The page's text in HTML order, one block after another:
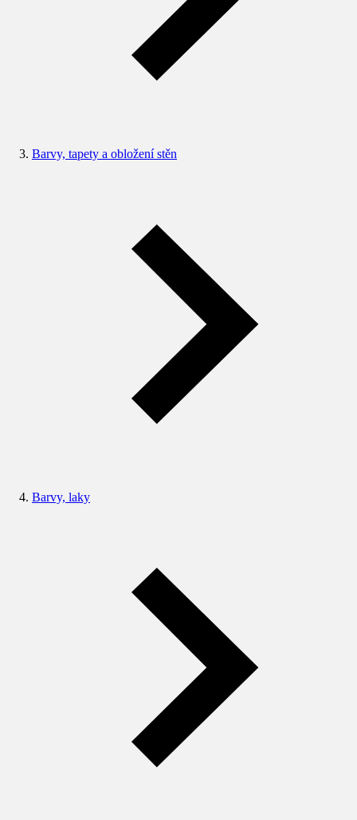
Barvy, tapety a obložení stěn
Barvy, laky